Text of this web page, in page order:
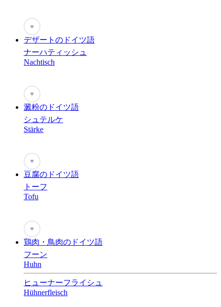
♥
デザートのドイツ語
ナーハティッシュ
Nachtisch
♥
澱粉のドイツ語
シュテルケ
Stärke
♥
豆腐のドイツ語
トーフ
Tofu
♥
鶏肉・鳥肉のドイツ語
フーン
Huhn
ヒューナーフライシュ
Hühnerfleisch